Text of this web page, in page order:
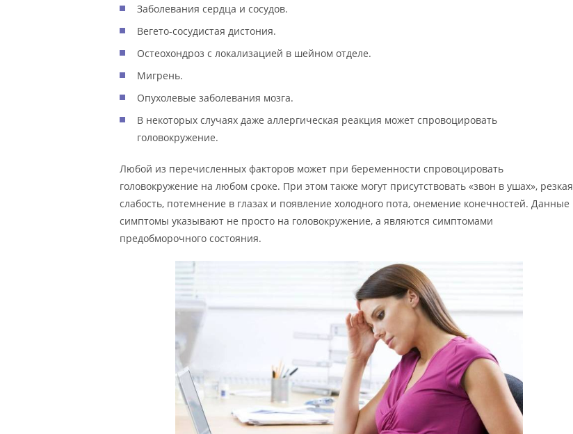
Заболевания сердца и сосудов.
Вегето-сосудистая дистония.
Остеохондроз с локализацией в шейном отделе.
Мигрень.
Опухолевые заболевания мозга.
В некоторых случаях даже аллергическая реакция может спровоцировать
головокружение.
Любой из перечисленных факторов может при беременности спровоцировать
головокружение на любом сроке. При этом также могут присутствовать «звон в ушах», резкая
слабость, потемнение в глазах и появление холодного пота, онемение конечностей. Данные
симптомы указывают не просто на головокружение, а являются симптомами
предобморочного состояния.